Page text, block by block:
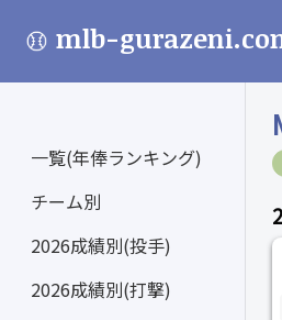
mlb-
一覧(年俸ランキング)
チーム別
2026成績別(投手)
2026成績別(打撃)